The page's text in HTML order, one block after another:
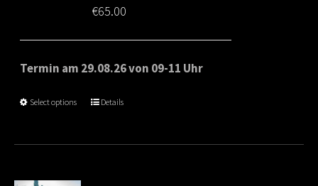
€65.00
Termin am 29.08.26 von 09-11 Uhr
Select options Details